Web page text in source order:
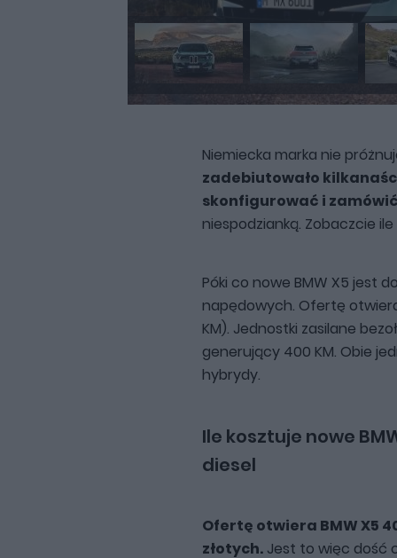
Niemiecka marka nie
zadebiutowało
skonfigurować i
niespodzianką. Zobaczcie
Póki co nowe BMW X5 jest
napędowych. Ofertę
KM). Jednostki zasilane
generujący 400 KM. Obie
hybrydy.
Ile kosztuje nowe
diesel
Ofertę otwiera BMW X5
złotych.Jest to więc dość